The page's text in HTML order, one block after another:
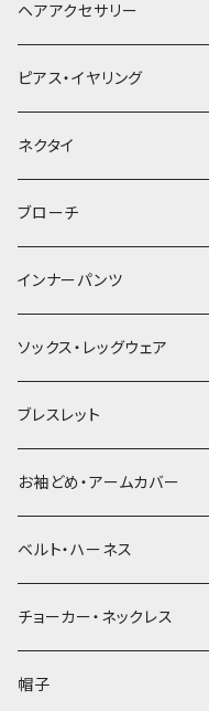
ヘアアクセサリー
ヘアクリップ
ヘッドドレス・カチューシャ
ヘアゴム
簪
ピアス・イヤリング
ネクタイ
ブローチ
インナーパンツ
ソックス・レッグウェア
ブレスレット
お袖どめ・アームカバー
ベルト・ハーネス
チョーカー・ネックレス
帽子